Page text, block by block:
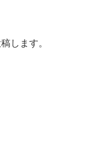
します。